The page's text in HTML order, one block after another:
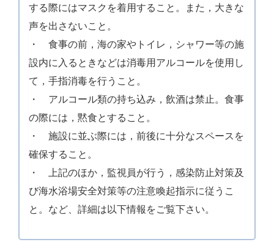
する際にはマスクを着用すること。また，大きな
声を出さないこと。
・ 食事の前，海の家やトイレ，シャワー等の施
設内に入るときなどは消毒用アルコールを使用し
て，手指消毒を行うこと。
・ アルコール類の持ち込み，飲酒は禁止。食事
の際には，黙食とすること。
・ 施設に並ぶ際には，前後に十分なスペースを
確保すること。
・ 上記のほか，監視員が行う，感染防止対策及
び海水浴場安全対策等の注意喚起指示に従うこ
と。など、詳細は以下情報をご覧下さい。